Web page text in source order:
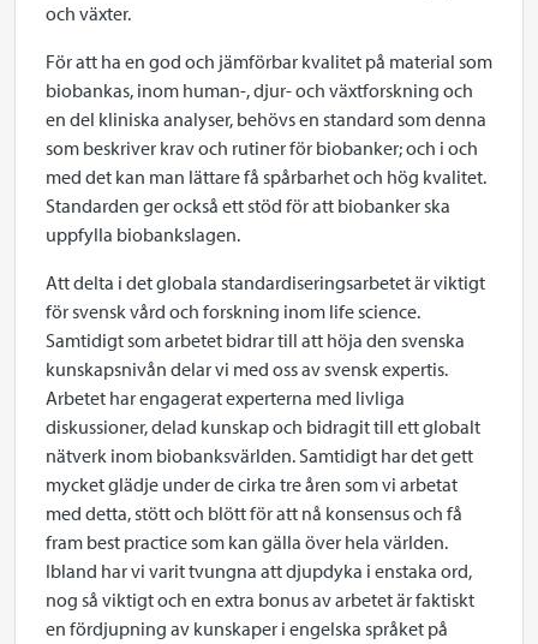
och växter.
För att ha en god och jämförbar kvalitet på material som
biobankas, inom human-, djur- och växtforskning och
en del kliniska analyser, behövs en standard som denna
som beskriver krav och rutiner för biobanker; och i och
med det kan man lättare få spårbarhet och hög kvalitet.
Standarden ger också ett stöd för att biobanker ska
uppfylla biobankslagen.
Att delta i det globala standardiseringsarbetet är viktigt
för svensk vård och forskning inom life science.
Samtidigt som arbetet bidrar till att höja den svenska
kunskapsnivån delar vi med oss av svensk expertis.
Arbetet har engagerat experterna med livliga
diskussioner, delad kunskap och bidragit till ett globalt
nätverk inom biobanksvärlden. Samtidigt har det gett
mycket glädje under de cirka tre åren som vi arbetat
med detta, stött och blött för att nå konsensus och få
fram best practice som kan gälla över hela världen.
Ibland har vi varit tvungna att djupdyka i enstaka ord,
nog så viktigt och en extra bonus av arbetet är faktiskt
en fördjupning av kunskaper i engelska språket på